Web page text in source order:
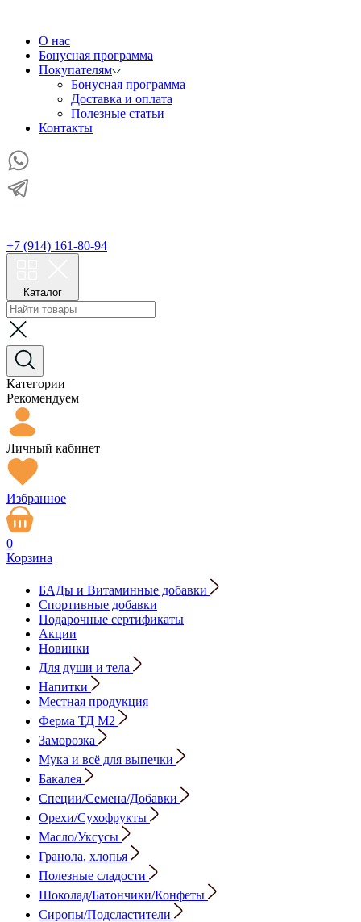
О нас
Бонусная программа
Покупателям
Бонусная программа
Доставка и оплата
Полезные статьи
Контакты
+7 (914) 161-80-94
Каталог
Категории
Рекомендуем
Личный кабинет
Избранное
0
Корзина
БАДы и Витаминные добавки
Спортивные добавки
Подарочные сертификаты
Акции
Новинки
Для души и тела
Напитки
Местная продукция
Ферма ТД М2
Заморозка
Мука и всё для выпечки
Бакалея
Специи/Семена/Добавки
Орехи/Сухофрукты
Масло/Уксусы
Гранола, хлопья
Полезные сладости
Шоколад/Батончики/Конфеты
Сиропы/Подсластители